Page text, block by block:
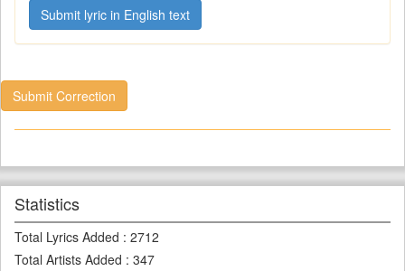
Submit lyric in English text
Submit Correction
Statistics
Total Lyrics Added : 2712
Total Artists Added : 347